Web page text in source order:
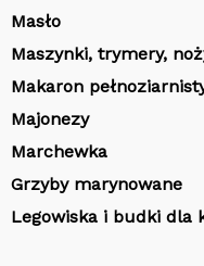
Masło
Maszynki, trymery,
Makaron
Majonezy
Marchewka
Grzyby marynowane
Legowiska i budki dla